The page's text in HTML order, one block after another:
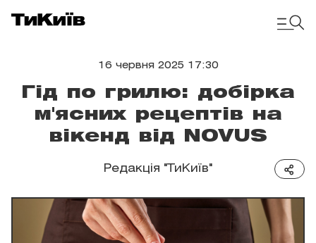
16 червня 2025 17:30
Гід по грилю: добірка
м'ясних рецептів на
вікенд від NOVUS
Редакція "ТиКиїв"